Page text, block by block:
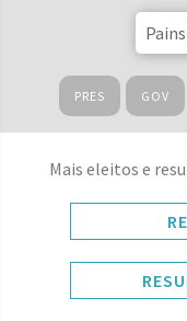
PRES GOV
Mais eleitos e